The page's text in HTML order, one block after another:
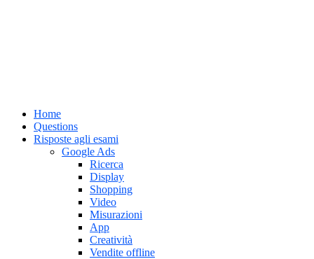
Home
Questions
Risposte agli esami
Google Ads
Ricerca
Display
Shopping
Video
Misurazioni
App
Creatività
Vendite offline